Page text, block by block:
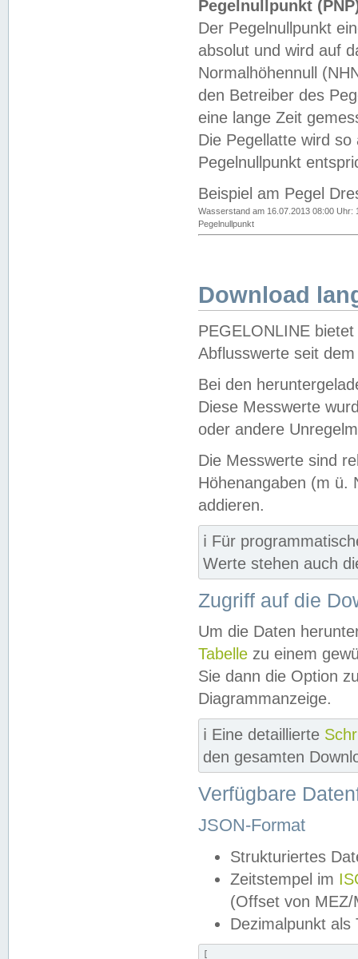
Pegelnullpunkt
Der Pegelnullpunkt
absolut und wird auf
Normalhöhennull
den Betreiber des
eine lange Zeit
Die Pegellatte wird
Pegelnullpunkt
Beispiel am Pegel
Wasserstand am 16.07.2013 08:00 Uhr:
Pegelnullpunkt
Download
PEGELONLINE
Abflusswerte seit
Bei den
Diese Messwerte
oder andere
Die Messwerte sind
Höhenangaben (m ü.
addieren.
ℹ️ Für
Werte stehen auch
Zugriff auf die
Um die Daten
Tabelle zu einem
Sie dann die Option
Diagrammanzeige.
ℹ️ Eine detaillierte
den gesamten
Verfügbare
JSON-Format
Strukturiertes
Zeitstempel im
(Offset von MEZ/
Dezimalpunkt als
[